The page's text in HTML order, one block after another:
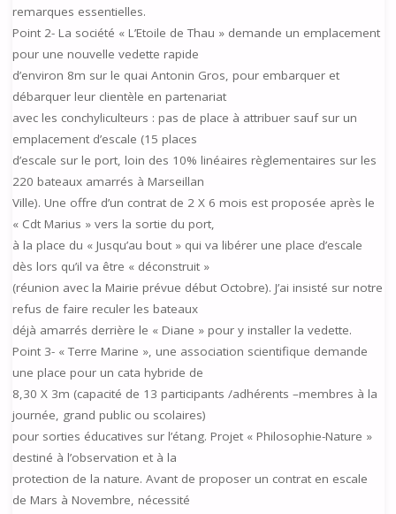
remarques essentielles.
Point 2- La société « L’Etoile de Thau » demande un emplacement
pour une nouvelle vedette rapide
d’environ 8m sur le quai Antonin Gros, pour embarquer et
débarquer leur clientèle en partenariat
avec les conchyliculteurs : pas de place à attribuer sauf sur un
emplacement d’escale (15 places
d’escale sur le port, loin des 10% linéaires règlementaires sur les
220 bateaux amarrés à Marseillan
Ville). Une offre d’un contrat de 2 X 6 mois est proposée après le
« Cdt Marius » vers la sortie du port,
à la place du « Jusqu’au bout » qui va libérer une place d’escale
dès lors qu’il va être « déconstruit »
(réunion avec la Mairie prévue début Octobre). J’ai insisté sur notre
refus de faire reculer les bateaux
déjà amarrés derrière le « Diane » pour y installer la vedette.
Point 3- « Terre Marine », une association scientifique demande
une place pour un cata hybride de
8,30 X 3m (capacité de 13 participants /adhérents –membres à la
journée, grand public ou scolaires)
pour sorties éducatives sur l’étang. Projet « Philosophie-Nature »
destiné à l’observation et à la
protection de la nature. Avant de proposer un contrat en escale
de Mars à Novembre, nécessité